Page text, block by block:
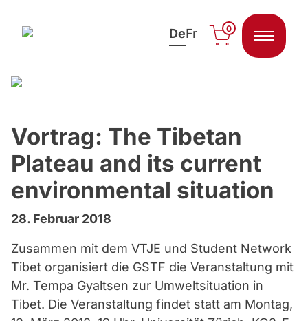
Zum Inhalt springen
DeFr 0
Vortrag: The Tibetan
Plateau and its current
environmental situation
28. Februar 2018
Zusammen mit dem VTJE und Student Network
Tibet organisiert die GSTF die Veranstaltung mit
Mr. Tempa Gyaltsen zur Umweltsituation in
Tibet. Die Veranstaltung findet statt am Montag,